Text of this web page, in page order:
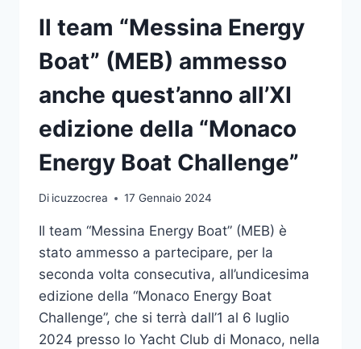
Il team “Messina Energy
Boat” (MEB) ammesso
anche quest’anno all’XI
edizione della “Monaco
Energy Boat Challenge”
Di icuzzocrea 17 Gennaio 2024
Il team “Messina Energy Boat” (MEB) è
stato ammesso a partecipare, per la
seconda volta consecutiva, all’undicesima
edizione della “Monaco Energy Boat
Challenge”, che si terrà dall’1 al 6 luglio
2024 presso lo Yacht Club di Monaco, nella